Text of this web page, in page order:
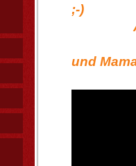
Auf
und